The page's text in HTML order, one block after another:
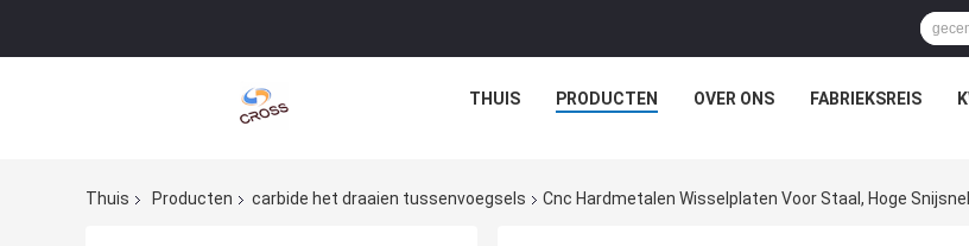
THUIS PRODUCTEN OVER ONS FABRIEKSREIS
Thuis Producten carbide het draaien tussenvoegsels Cnc Hardmetalen Wisselplaten Voor Staal, Hoge